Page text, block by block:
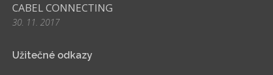
CABEL CONNECTING
30. 11. 2017
Užitečné odkazy